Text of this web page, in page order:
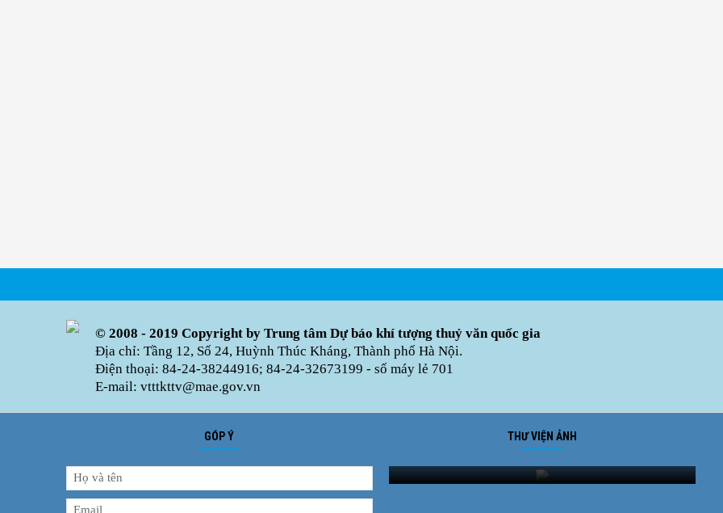
© 2008 - 2019 Copyright by Trung tâm Dự báo khí tượng thuỷ văn quốc gia
Địa chỉ: Tầng 12, Số 24, Huỳnh Thúc Kháng, Thành phố Hà Nội.
Điện thoại: 84-24-38244916; 84-24-32673199 - số máy lẻ 701
E-mail: vtttkttv@mae.gov.vn
GÓP Ý THƯ VIỆN ẢNH